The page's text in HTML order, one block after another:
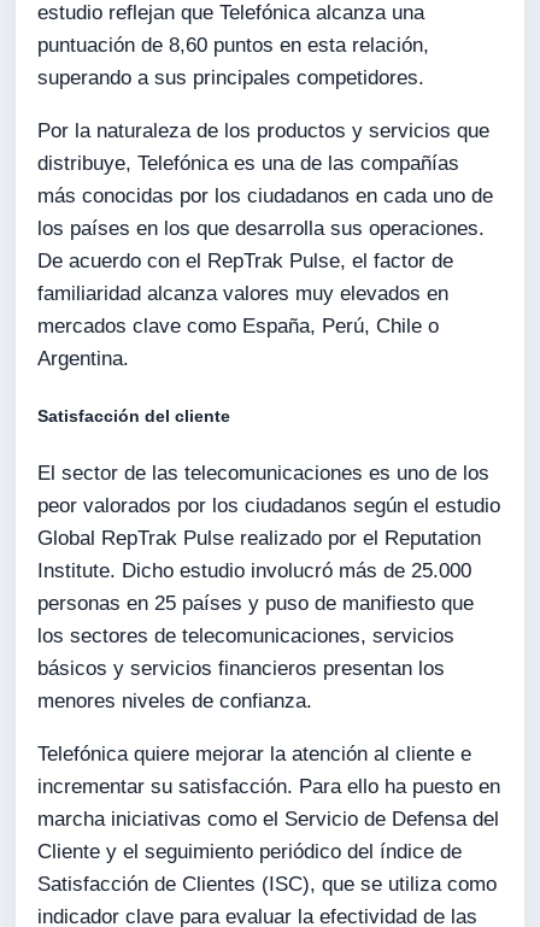
estudio reflejan que Telefónica alcanza una
puntuación de 8,60 puntos en esta relación,
superando a sus principales competidores.
Por la naturaleza de los productos y servicios que
distribuye, Telefónica es una de las compañías
más conocidas por los ciudadanos en cada uno de
los países en los que desarrolla sus operaciones.
De acuerdo con el RepTrak Pulse, el factor de
familiaridad alcanza valores muy elevados en
mercados clave como España, Perú, Chile o
Argentina.
Satisfacción del cliente
El sector de las telecomunicaciones es uno de los
peor valorados por los ciudadanos según el estudio
Global RepTrak Pulse realizado por el Reputation
Institute. Dicho estudio involucró más de 25.000
personas en 25 países y puso de manifiesto que
los sectores de telecomunicaciones, servicios
básicos y servicios financieros presentan los
menores niveles de confianza.
Telefónica quiere mejorar la atención al cliente e
incrementar su satisfacción. Para ello ha puesto en
marcha iniciativas como el Servicio de Defensa del
Cliente y el seguimiento periódico del índice de
Satisfacción de Clientes (ISC), que se utiliza como
indicador clave para evaluar la efectividad de las